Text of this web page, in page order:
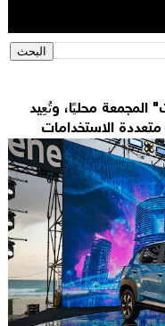
محليًا، وتُعِيد
الاستخدامات